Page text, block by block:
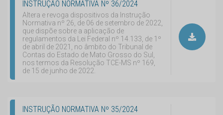
INSTRUÇÃO NORMATIVA Nº 36/2024
Altera e revoga dispositivos da Instrução
Normativa nº 26, de 06 de setembro de 2022,
que dispõe sobre a aplicação de
regulamentos da Lei Federal nº 14.133, de 1º
de abril de 2021, no âmbito do Tribunal de
Contas do Estado de Mato Grosso do Sul,
nos termos da Resolução TCE-MS nº 169,
de 15 de junho de 2022.
INSTRUÇÃO NORMATIVA Nº 35/2024